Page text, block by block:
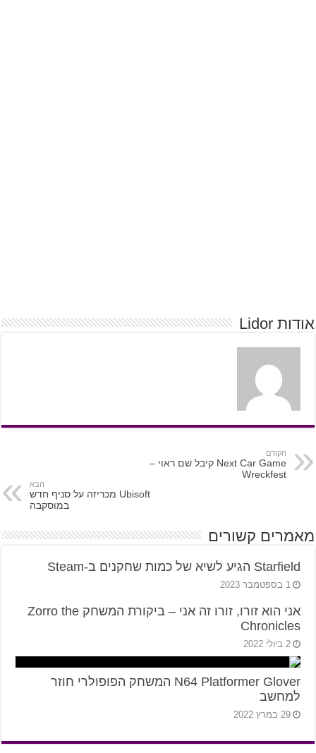
אודות Lidor
הקודם
Next Car Game קיבל שם ראוי –
Wreckfest
הבא
Ubisoft מכריזה על סניף חדש
במוסקבה
מאמרים קשורים
Starfield הגיע לשיא של כמות שחקנים ב-Steam
1 בספטמבר 2023
אני הוא זורו, זורו זה אני – ביקורת המשחק Zorro the
Chronicles
2 ביולי 2022
N64 Platformer Glover המשחק הפופולרי חוזר
למחשב
29 במרץ 2022